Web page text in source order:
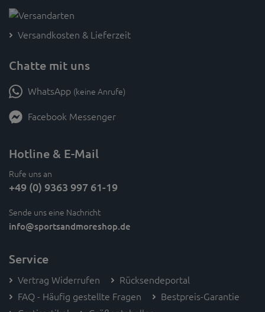
Versandkosten & Lieferzeit
Chatte mit uns
WhatsApp (keine Anrufe)
Facebook Messenger
Hotline & E-Mail
Rufe uns an
+49 (0) 9363 997 61-19
Sende uns eine Nachricht
info@sportsandmoreshop.de
Service
Vertrag Widerrufen
Rücksendeportal
FAQ - Häufig gestellte Fragen
Bestpreis-Garantie